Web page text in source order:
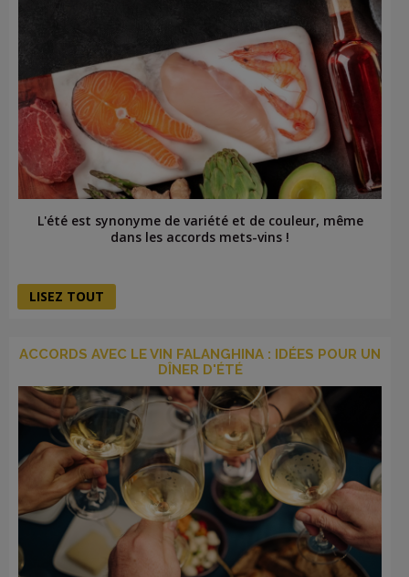
L'été est synonyme de variété et de couleur, même
dans les accords mets-vins !
LISEZ TOUT
ACCORDS AVEC LE VIN FALANGHINA : IDÉES POUR UN
DÎNER D'ÉTÉ